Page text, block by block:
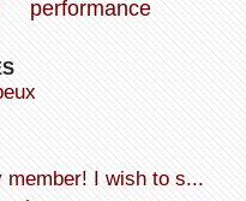
performance
member! I wish to s...